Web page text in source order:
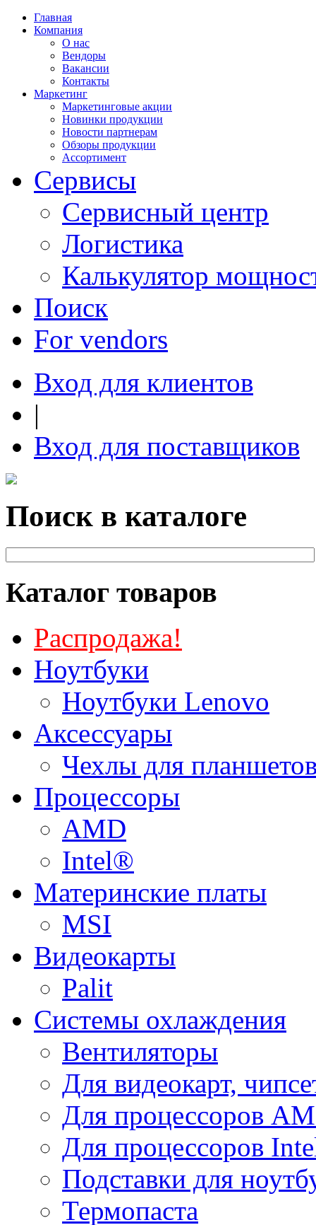
Главная
Компания
О нас
Вендоры
Вакансии
Контакты
Маркетинг
Маркетинговые акции
Новинки продукции
Новости партнерам
Обзоры продукции
Ассортимент
Сервисы
Сервисный центр
Логистика
Калькулятор
Поиск
For vendors
Вход для клиентов
|
Вход для поставщиков
Поиск в каталоге
Каталог товаров
Распродажа!
Ноутбуки
Ноутбуки Lenovo
Аксессуары
Чехлы для
Процессоры
AMD
Intel®
Материнские платы
MSI
Видеокарты
Palit
Системы охлаждения
Вентиляторы
Для видеокарт,
Для процессоров
Для процессоров
Подставки для
Термопаста